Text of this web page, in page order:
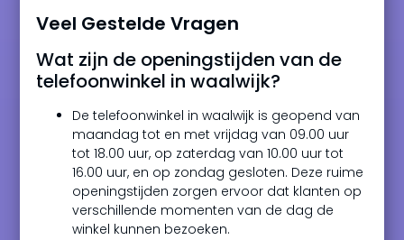
Veel Gestelde Vragen
Wat zijn de openingstijden van de
telefoonwinkel in waalwijk?
De telefoonwinkel in waalwijk is geopend van
maandag tot en met vrijdag van 09.00 uur
tot 18.00 uur, op zaterdag van 10.00 uur tot
16.00 uur, en op zondag gesloten. Deze ruime
openingstijden zorgen ervoor dat klanten op
verschillende momenten van de dag de
winkel kunnen bezoeken.